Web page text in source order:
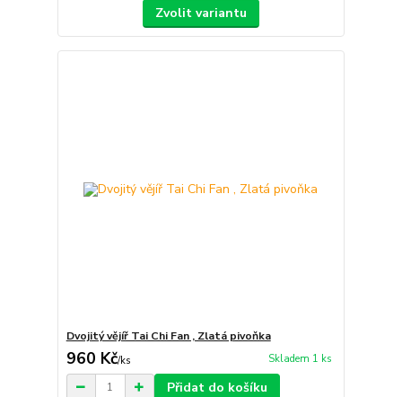
Zvolit variantu
Dvojitý vějíř Tai Chi Fan , Zlatá pivoňka
960 Kč/ks Skladem 1 ks
Přidat do košíku